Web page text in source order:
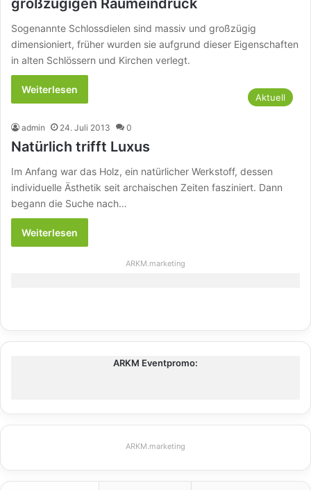
großzügigen Raumeindruck
Sogenannte Schlossdielen sind massiv und großzügig
dimensioniert, früher wurden sie aufgrund dieser Eigenschaften
in alten Schlössern und Kirchen verlegt.
Weiterlesen
Aktuell
admin 24. Juli 2013 0
Natürlich trifft Luxus
Im Anfang war das Holz, ein natürlicher Werkstoff, dessen
individuelle Ästhetik seit archaischen Zeiten fasziniert. Dann
begann die Suche nach…
Weiterlesen
ARKM.marketing
ARKM Eventpromo:
ARKM.marketing